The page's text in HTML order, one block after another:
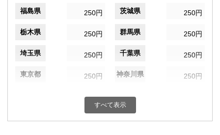
福島県 250円 茨城県 250円
栃木県 250円 群馬県 250円
埼玉県 250円 千葉県 250円
東京都 250円 神奈川県 250円
250円 富山県
すべて表示